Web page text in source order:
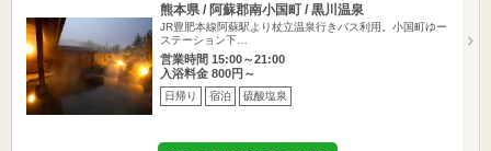
熊本県 / 阿蘇郡南小国町 / 黒川温泉
JR豊肥本線阿蘇駅より杖立温泉行きバス利用。小国町ゆー
ステーション下…
営業時間 15:00～21:00
入浴料金 800円～
日帰り 宿泊 硫酸塩泉